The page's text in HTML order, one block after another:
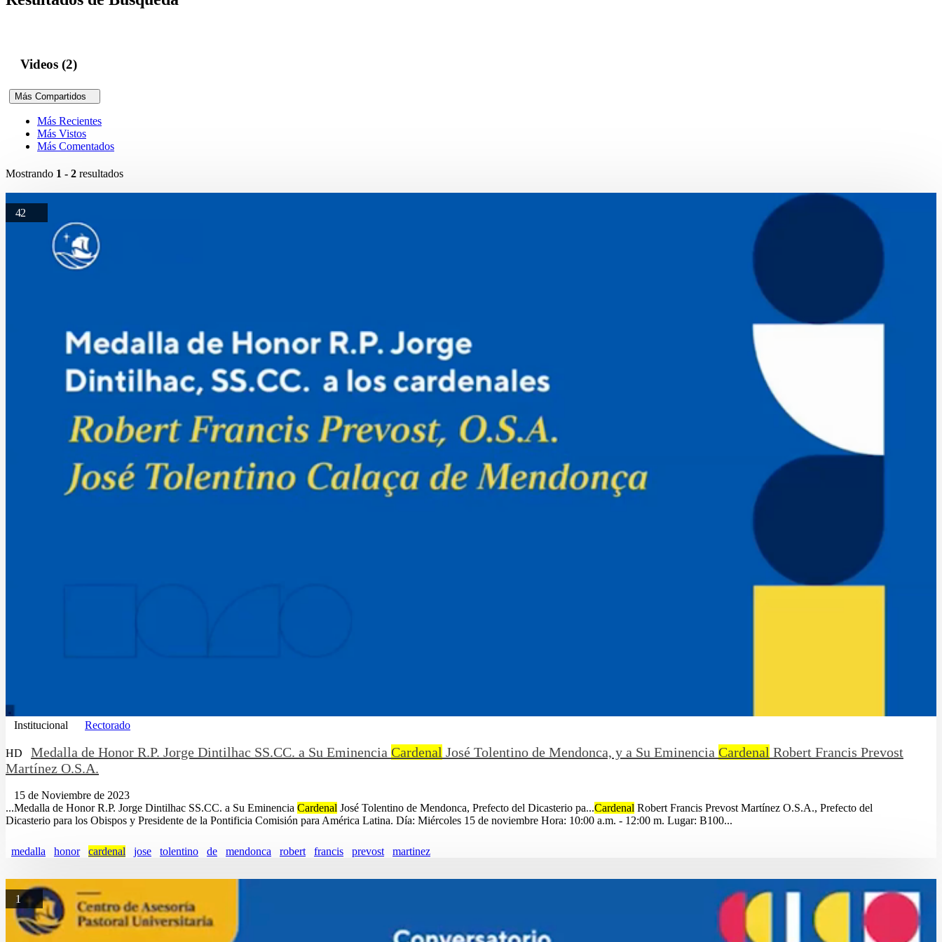
Videos (2)
Más Compartidos
Más Recientes
Más Vistos
Más Comentados
Mostrando 1 - 2 resultados
42
Institucional Rectorado
HD Medalla de Honor R.P. Jorge Dintilhac SS.CC. a Su Eminencia Cardenal José Tolentino de Mendonca, y a Su Eminencia Cardenal Robert Francis Prevost
Martínez O.S.A.
15 de Noviembre de 2023
...Medalla de Honor R.P. Jorge Dintilhac SS.CC. a Su Eminencia Cardenal José Tolentino de Mendonca, Prefecto del Dicasterio pa...Cardenal Robert Francis Prevost Martínez O.S.A., Prefecto del
Dicasterio para los Obispos y Presidente de la Pontificia Comisión para América Latina. Día: Miércoles 15 de noviembre Hora: 10:00 a.m. - 12:00 m. Lugar: B100...
medalla honor cardenal jose tolentino de mendonca robert francis prevost martinez
1